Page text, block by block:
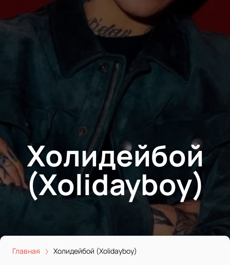
Холидейбой
(Xolidayboy)
Главная Холидейбой (Xolidayboy)